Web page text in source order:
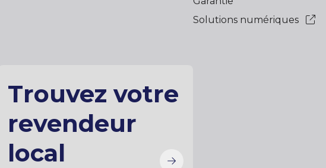
Solutions numériques
Trouvez votre
revendeur
local